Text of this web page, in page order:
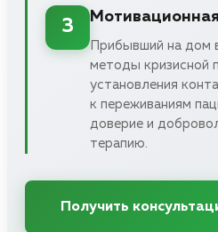
3
Прибывший на дом
методы кризисной
установления
к переживаниям
доверие и
терапию.
Получить